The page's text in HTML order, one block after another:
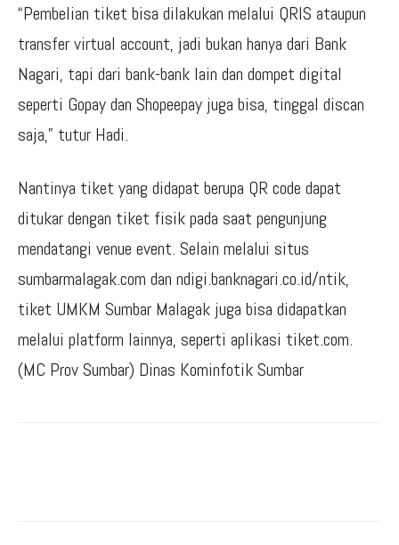
“Pembelian tiket bisa dilakukan melalui QRIS ataupun
transfer virtual account, jadi bukan hanya dari Bank
Nagari, tapi dari bank-bank lain dan dompet digital
seperti Gopay dan Shopeepay juga bisa, tinggal discan
saja,” tutur Hadi.
Nantinya tiket yang didapat berupa QR code dapat
ditukar dengan tiket fisik pada saat pengunjung
mendatangi venue event. Selain melalui situs
sumbarmalagak.com dan ndigi.banknagari.co.id/ntik,
tiket UMKM Sumbar Malagak juga bisa didapatkan
melalui platform lainnya, seperti aplikasi tiket.com.
(MC Prov Sumbar) Dinas Kominfotik Sumbar